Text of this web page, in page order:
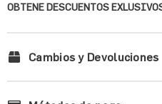
OBTENE DESCUENTOS
Cambios y Devoluciones